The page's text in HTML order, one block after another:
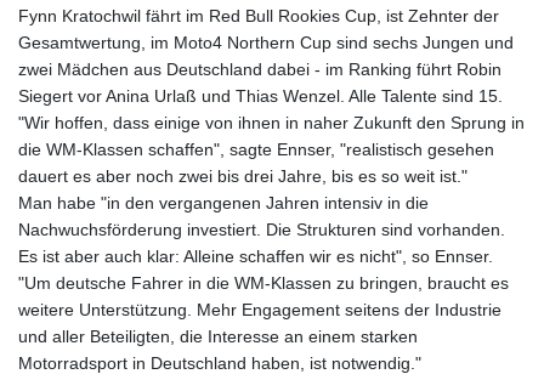
Fynn Kratochwil fährt im Red Bull Rookies Cup, ist Zehnter der
Gesamtwertung, im Moto4 Northern Cup sind sechs Jungen und
zwei Mädchen aus Deutschland dabei - im Ranking führt Robin
Siegert vor Anina Urlaß und Thias Wenzel. Alle Talente sind 15.
"Wir hoffen, dass einige von ihnen in naher Zukunft den Sprung in
die WM-Klassen schaffen", sagte Ennser, "realistisch gesehen
dauert es aber noch zwei bis drei Jahre, bis es so weit ist."
Man habe "in den vergangenen Jahren intensiv in die
Nachwuchsförderung investiert. Die Strukturen sind vorhanden.
Es ist aber auch klar: Alleine schaffen wir es nicht", so Ennser.
"Um deutsche Fahrer in die WM-Klassen zu bringen, braucht es
weitere Unterstützung. Mehr Engagement seitens der Industrie
und aller Beteiligten, die Interesse an einem starken
Motorradsport in Deutschland haben, ist notwendig."